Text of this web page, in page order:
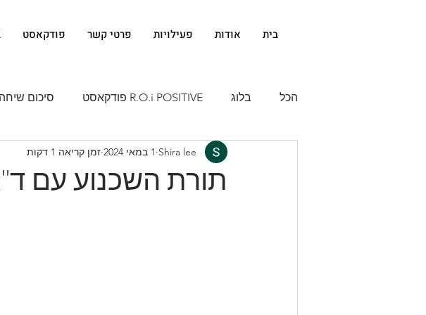
בית אודות פעילויות פרטי קשר פודקאסט
הכל בלוג R.O.i POSITIVE פודקאסט סיכום שיחה
תורת השכנוע עם
Shira lee 1 במאי 2024 זמן קריאה 1 דקות